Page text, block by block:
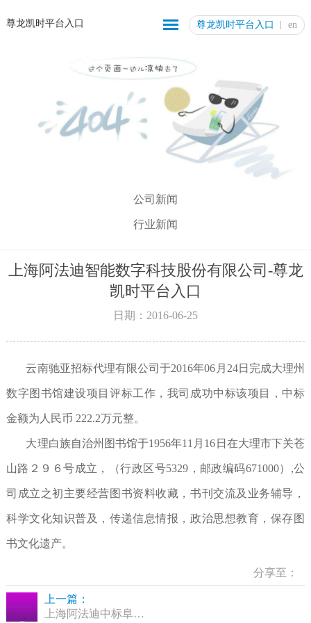
尊龙凯时平台入口 尊龙凯时平台入口 en
公司新闻
行业新闻
上海阿法迪智能数字科技股份有限公司-尊龙
凯时平台入口
日期：2016-06-25
云南驰亚招标代理有限公司于2016年06月24日完成大理州
数字图书馆建设项目评标工作，我司成功中标该项目，中标
金额为人民币 222.2万元整。
大理白族自治州图书馆于1956年11月16日在大理市下关苍
山路２９６号成立，（行政区号5329，邮政编码671000）,公
司成立之初主要经营图书资料收藏，书刊交流及业务辅导，
科学文化知识普及，传递信息情报，政治思想教育，保存图
书文化遗产。
分享至：
上一篇：
上海阿法迪中标阜阳市图书馆电子书借阅机项目